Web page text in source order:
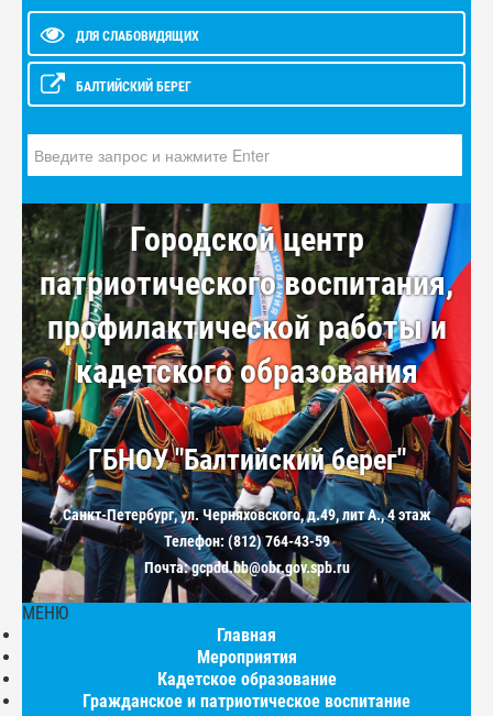
ДЛЯ СЛАБОВИДЯЩИХ
БАЛТИЙСКИЙ БЕРЕГ
Городской центр
патриотического воспитания,
профилактической работы и
кадетского образования
ГБНОУ "Балтийский берег"
Санкт-Петербург, ул. Черняховского, д.49, лит А., 4 этаж
Телефон: (812) 764-43-59
Почта: gcpdd.bb@obr.gov.spb.ru
МЕНЮ
Главная
Мероприятия
Кадетское образование
Гражданское и патриотическое воспитание